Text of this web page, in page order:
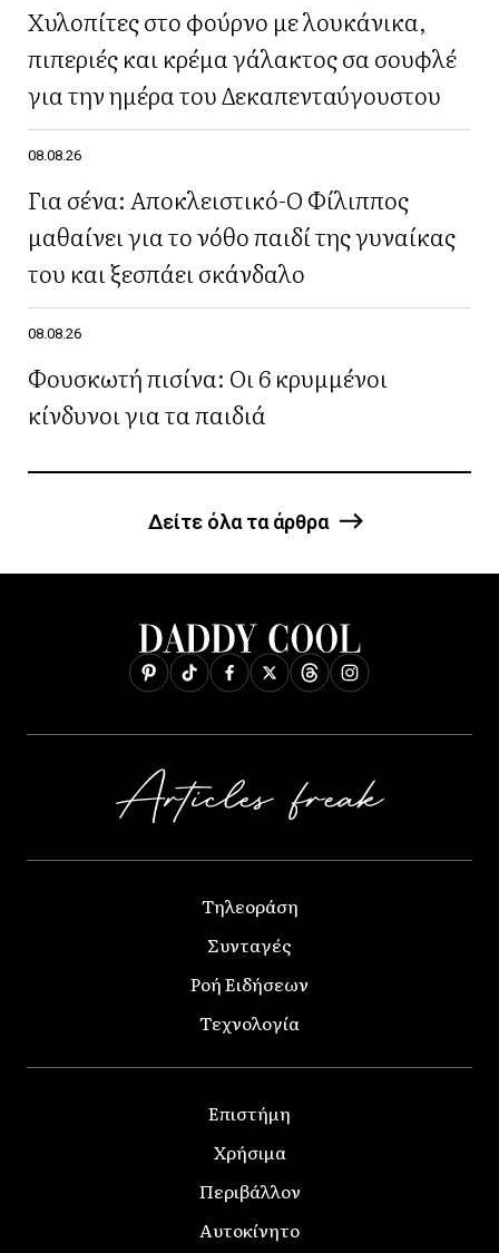
Χυλοπίτες στο φούρνο με λουκάνικα,
πιπεριές και κρέμα γάλακτος σα σουφλέ
για την ημέρα του Δεκαπενταύγουστου
08.08.26
Για σένα: Αποκλειστικό-Ο Φίλιππος
μαθαίνει για το νόθο παιδί της γυναίκας
του και ξεσπάει σκάνδαλο
08.08.26
Φουσκωτή πισίνα: Οι 6 κρυμμένοι
κίνδυνοι για τα παιδιά
Δείτε όλα τα άρθρα
Τηλεοράση
Συνταγές
Ροή Ειδήσεων
Τεχνολογία
Επιστήμη
Χρήσιμα
Περιβάλλον
Αυτοκίνητο